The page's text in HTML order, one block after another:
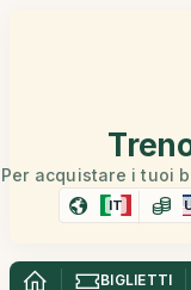
Per acquistare i tuoi
IT
BIGLIETTI